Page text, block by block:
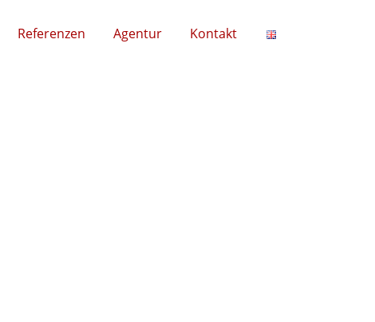
Referenzen Agentur Kontakt